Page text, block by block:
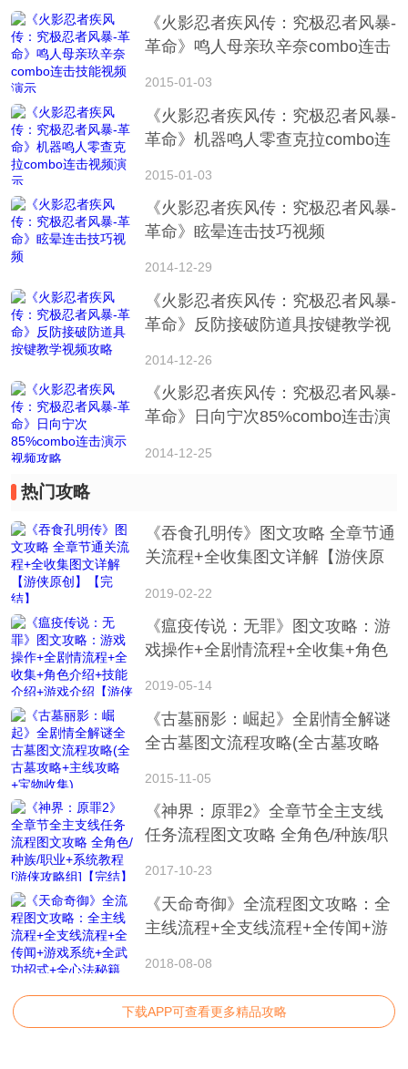
[湖北省武汉市网友]
制作公司:NBGI
05-14 12:55
谁动了我的情 Lv6
[湖北省武汉市网友]
回复
为什么我这么帅
举报
屏蔽
05-14 12:55
游侠网友
[湖北省武汉市网友]
为什么我这么帅
举报
屏蔽
05-14 12:54
《火影忍者疾风传：究极忍者风暴-
革命》鸣人母亲玖辛奈combo连击
2015-01-03
《火影忍者疾风传：究极忍者风暴-
革命》机器鸣人零查克拉combo连
2015-01-03
《火影忍者疾风传：究极忍者风暴-
革命》眩晕连击技巧视频
2014-12-29
《火影忍者疾风传：究极忍者风暴-
革命》反防接破防道具按键教学视
2014-12-26
《火影忍者疾风传：究极忍者风暴-
革命》日向宁次85%combo连击演
2014-12-25
热门攻略
《吞食孔明传》图文攻略 全章节通
关流程+全收集图文详解【游侠原
2019-02-22
《瘟疫传说：无罪》图文攻略：游
戏操作+全剧情流程+全收集+角色
2019-05-14
《古墓丽影：崛起》全剧情全解谜
全古墓图文流程攻略(全古墓攻略
2015-11-05
《神界：原罪2》全章节全主支线
任务流程图文攻略 全角色/种族/职
2017-10-23
《天命奇御》全流程图文攻略：全
主线流程+全支线流程+全传闻+游
组】
2018-08-08
下载APP可查看更多精品攻略